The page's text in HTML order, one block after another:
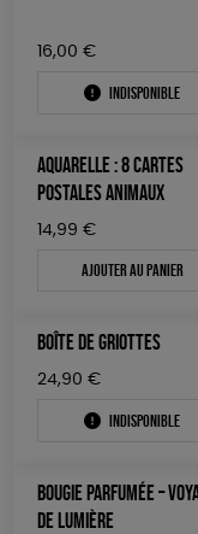
MAISON
BIEN-ÊTRE
PAPETERIE
LIVRES
Nouveauté
Prix : du - cher au +
50 € - 100 €
150 € - 200 €
Plus de 200€
Couleur
Mots clés
Fabrication
Textile Bio
Agriculture
16,00 €
Indisponible
AQUARELLE : 8 CARTES
POSTALES ANIMAUX
14,99 €
Ajouter au panier
BOÎTE DE GRIOTTES
24,90 €
Indisponible
BOUGIE PARFUMÉE –
DE LUMIÈRE